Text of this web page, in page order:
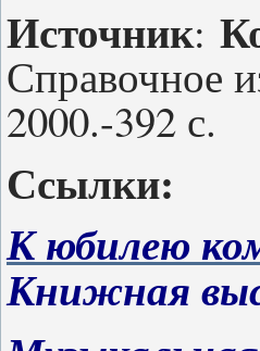
Источник:
Справочное
2000.-392 с.
Ссылки:
К юбилею
Книжная